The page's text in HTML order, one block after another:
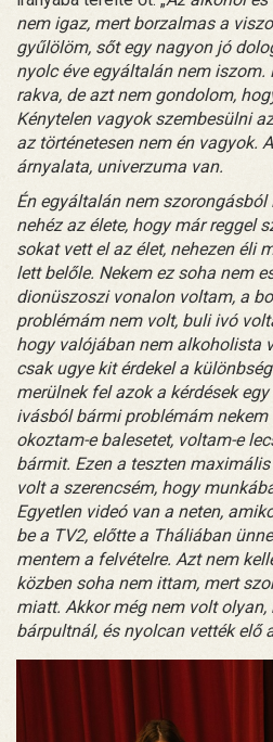
nem igaz, mert borzalmas a
gyűlölöm, sőt egy nagyon jó
nyolc éve egyáltalán nem iszom.
rakva, de azt nem gondolom,
Kénytelen vagyok szembesülni
az történetesen nem én vagyok.
árnyalata, univerzuma van.
Én egyáltalán nem
nehéz az élete, hogy már reggel
sokat vett el az élet, nehezen éli
lett belőle. Nekem ez soha nem
dionüszoszi vonalon voltam, a
problémám nem volt, buli ivó
hogy valójában nem alkoholista
csak ugye kit érdekel a
merülnek fel azok a kérdések
ivásból bármi problémám
okoztam-e balesetet, voltam-e
bármit. Ezen a teszten
volt a szerencsém, hogy
Egyetlen videó van a neten,
be a TV2, előtte a Tháliában
mentem a felvételre. Azt nem
közben soha nem ittam, mert
miatt. Akkor még nem volt
bárpultnál, és nyolcan vették elő